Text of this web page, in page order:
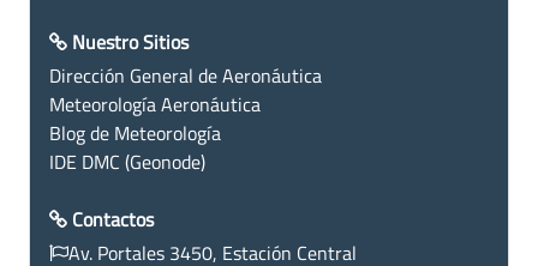
Nuestro Sitios
Dirección General de Aeronáutica
Meteorología Aeronáutica
Blog de Meteorología
IDE DMC (Geonode)
Contactos
Av. Portales 3450, Estación Central